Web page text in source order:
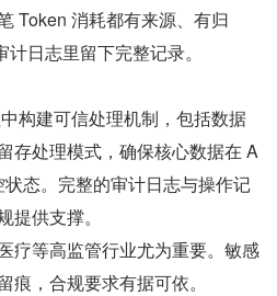
Token 消耗都有来源、有归
日志里留下完整记录。
构建可信处理机制，包括数据
存处理模式，确保核心数据在 A
态。完整的审计日志与操作记
供支撑。
疗等高监管行业尤为重要。敏感
，合规要求有据可依。